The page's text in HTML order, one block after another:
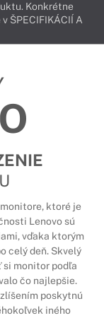
Konkrétne
ŠPECIFIKÁCIÍ A
ktoré je
Lenovo sú
vďaka ktorým
celý deň. Skvelý
si monitor podľa
čo najlepšie.
poskytnú
iného